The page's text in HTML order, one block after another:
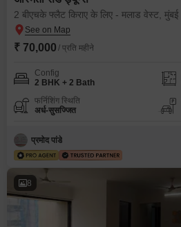
2 बीएचके फ्लैट किराए के लिए - मलाड वेस्ट, मुंबई
₹ 70,000 / प्रति महीने
Config
2 BHK + 2 Bath
फर्निशिंग स्थिति
अर्ध-सुसज्जित
प्रमोद पांडे
8